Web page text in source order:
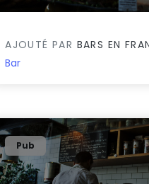
AJOUTÉ PAR BARS EN
Bar
Pub